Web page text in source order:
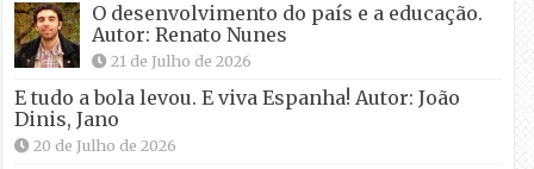
O desenvolvimento do país e a educação.
Autor: Renato Nunes
21 de Julho de 2026
E tudo a bola levou. E viva Espanha! Autor: João
Dinis, Jano
20 de Julho de 2026